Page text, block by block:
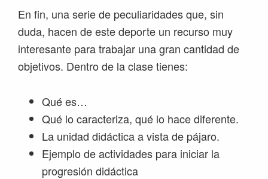
En fin, una serie de peculiaridades que, sin
duda, hacen de este deporte un recurso muy
interesante para trabajar una gran cantidad de
objetivos. Dentro de la clase tienes:
Qué es…
Qué lo caracteriza, qué lo hace diferente.
La unidad didáctica a vista de pájaro.
Ejemplo de actividades para iniciar la
progresión didáctica